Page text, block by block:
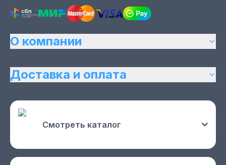
О компании
Доставка и оплата
Смотреть каталог